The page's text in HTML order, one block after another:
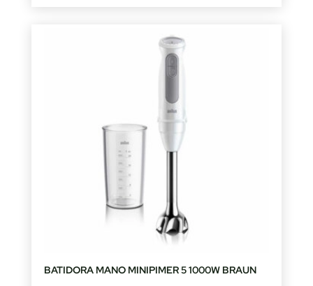
BATIDORA MANO MINIPIMER 5 1000W BRAUN